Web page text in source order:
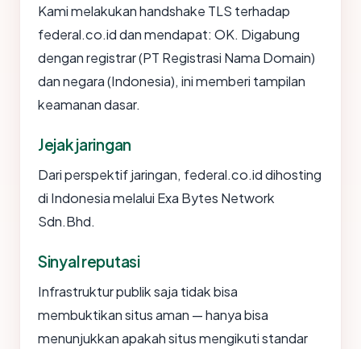
Kami melakukan handshake TLS terhadap
federal.co.id dan mendapat: OK. Digabung
dengan registrar (PT Registrasi Nama Domain)
dan negara (Indonesia), ini memberi tampilan
keamanan dasar.
Jejak jaringan
Dari perspektif jaringan, federal.co.id dihosting
di Indonesia melalui Exa Bytes Network
Sdn.Bhd.
Sinyal reputasi
Infrastruktur publik saja tidak bisa
membuktikan situs aman — hanya bisa
menunjukkan apakah situs mengikuti standar